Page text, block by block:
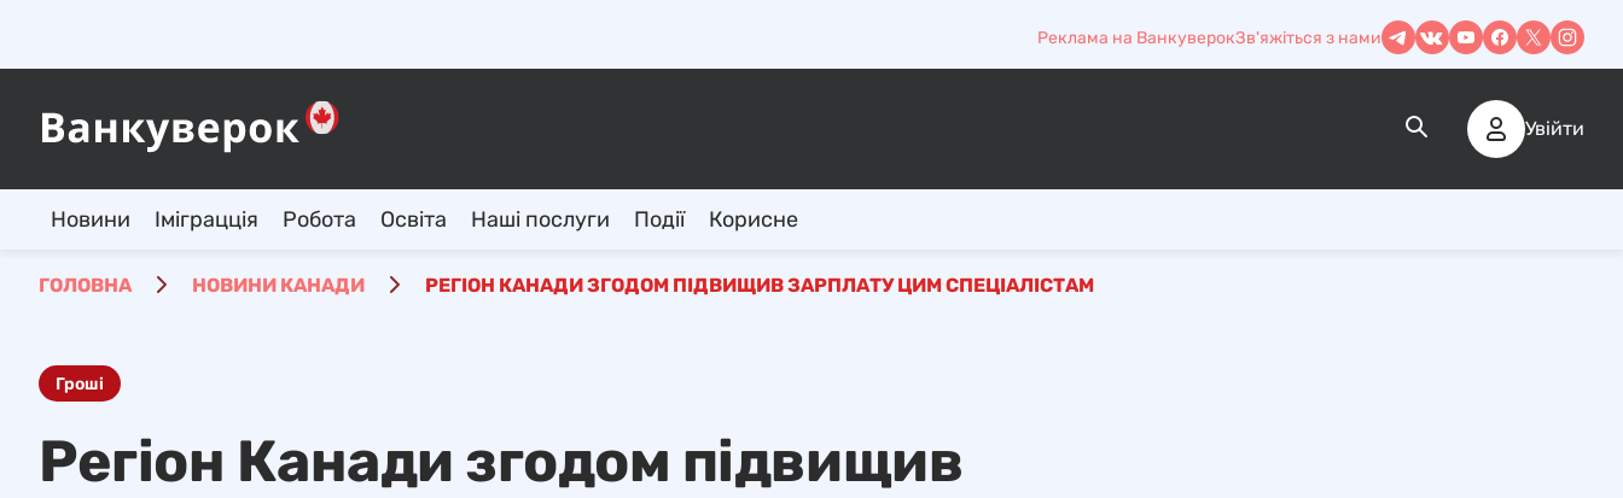
Реклама на ВанкуверокЗв'яжіться з нами
Увійти
Новини Іміграцція Робота Освіта Наші послуги Події Корисне
ГОЛОВНА НОВИНИ КАНАДИ РЕГІОН КАНАДИ ЗГОДОМ ПІДВИЩИВ ЗАРПЛАТУ ЦИМ СПЕЦІАЛІСТАМ
Гроші
Регіон Канади згодом підвищив